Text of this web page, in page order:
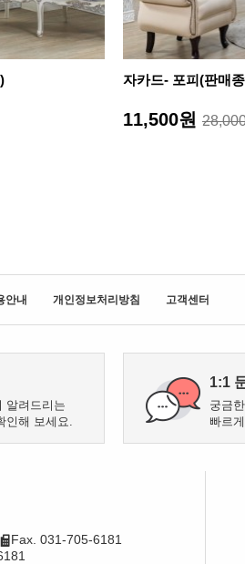
자카드- 포피(판매
11,500원
안내 개인정보처리방침 고객센터
알려드리는
인해 보세요.
1:1
궁금
빠르
Fax. 031-705-6181